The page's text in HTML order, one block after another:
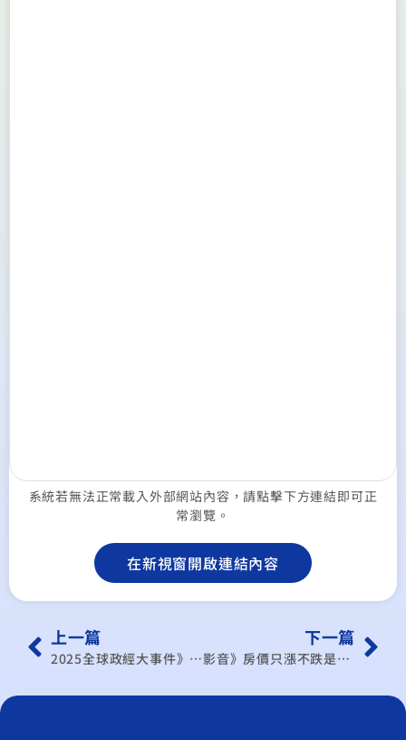
系統若無法正常載入外部網站內容，請點擊下方連結即可正
常瀏覽。
在新視窗開啟連結內容
上一篇
2025全球政經大事件》中美競合 轉向科技戰
下一篇
影音》房價只漲不跌是風暴的開始？ feat.中華經濟研究院副院長 王健全